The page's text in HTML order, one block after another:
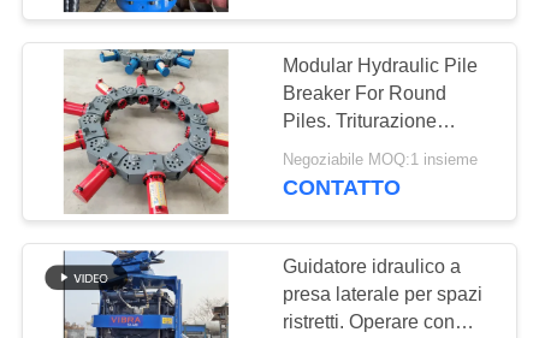
Mini Excavator Pile
Driver
Modular Hydraulic Pile
Breaker For Round
Piles. Triturazione
statica basso rumore di
vibrazione + basso
Negoziabile MOQ:1 insieme
CONTATTO
Guidatore idraulico a
presa laterale per spazi
ristretti. Operare con